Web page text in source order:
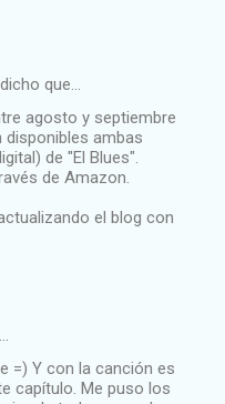
que…
agosto y septiembre
ambas
de "El Blues".
de Amazon.
el blog con
=) Y con la canción es
capítulo. Me puso los